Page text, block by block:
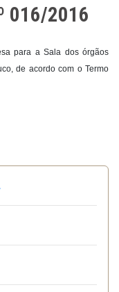
016/2016
para a Sala dos órgãos
de acordo com o Termo